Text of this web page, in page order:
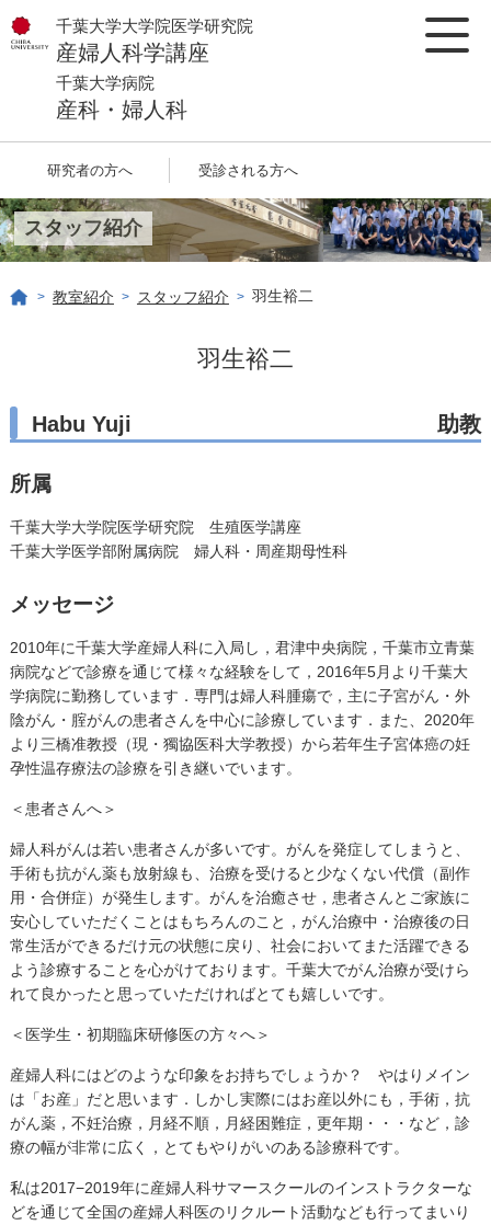
千葉大学大学院医学研究院
産婦人科学講座
千葉大学病院
産科・婦人科
研究者の方へ 受診される方へ
スタッフ紹介
> 教室紹介 > スタッフ紹介 > 羽生裕二
羽生裕二
Habu Yuji 助教
所属
千葉大学大学院医学研究院 生殖医学講座
千葉大学医学部附属病院 婦人科・周産期母性科
メッセージ
2010年に千葉大学産婦人科に入局し，君津中央病院，千葉市立青葉
病院などで診療を通じて様々な経験をして，2016年5月より千葉大
学病院に勤務しています．専門は婦人科腫瘍で，主に子宮がん・外
陰がん・腟がんの患者さんを中心に診療しています．また、2020年
より三橋准教授（現・獨協医科大学教授）から若年生子宮体癌の妊
孕性温存療法の診療を引き継いでいます。
＜患者さんへ＞
婦人科がんは若い患者さんが多いです。がんを発症してしまうと、
手術も抗がん薬も放射線も、治療を受けると少なくない代償（副作
用・合併症）が発生します。がんを治癒させ，患者さんとご家族に
安心していただくことはもちろんのこと，がん治療中・治療後の日
常生活ができるだけ元の状態に戻り、社会においてまた活躍できる
よう診療することを心がけております。千葉大でがん治療が受けら
れて良かったと思っていただければとても嬉しいです。
＜医学生・初期臨床研修医の方々へ＞
産婦人科にはどのような印象をお持ちでしょうか？ やはりメイン
は「お産」だと思います．しかし実際にはお産以外にも，手術，抗
がん薬，不妊治療，月経不順，月経困難症，更年期・・・など，診
療の幅が非常に広く，とてもやりがいのある診療科です。
私は2017−2019年に産婦人科サマースクールのインストラクターな
どを通じて全国の産婦人科医のリクルート活動なども行ってまいり